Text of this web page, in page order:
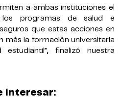
a ambas instituciones el
programas de salud e
que estas acciones en
más la formación universitaria
finalizó nuestra
interesar: